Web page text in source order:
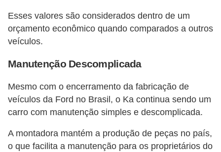
Esses valores são considerados dentro de um
orçamento econômico quando comparados a outros
veículos​​.
Manutenção Descomplicada
Mesmo com o encerramento da fabricação de
veículos da Ford no Brasil, o Ka continua sendo um
carro com manutenção simples e descomplicada.
A montadora mantém a produção de peças no país,
o que facilita a manutenção para os proprietários do